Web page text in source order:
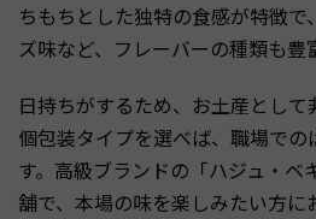
ちもちとした独特の食感が特徴
ズ味など、フレーバーの種類も豊
日持ちがするため、お土産として
個包装タイプを選べば、職場で
す。高級ブランドの「ハジュ・ベ
舗で、本場の味を楽しみたい方に